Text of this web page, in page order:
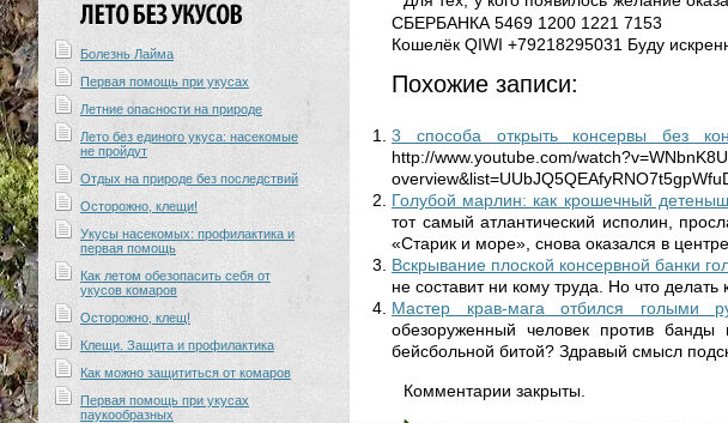
Болезнь Лайма
Первая помощь при укусах
Летние опасности на природе
Лето без единого укуса: насекомые
не пройдут
Отдых на природе без последствий
Осторожно, клещи!
Укусы насекомых: профилактика и
первая помощь
Как летом обезопасить себя от
укусов комаров
Осторожно, клещ!
Клещи. Защита и профилактика
Как можно защититься от комаров
Первая помощь при укусах
паукообразных
СБЕРБАНКА 5469 1200 1221 7153
Кошелёк QIWI +79218295031 Буду
Похожие записи:
3 способа открыть консервы без
http://www.youtube.com/
Голубой марлин: как крошечный
тот самый атлантический исполин,
«Старик и море», снова оказался в
Вскрывание плоской консервной банки
не составит ни кому труда. Но что делать
Мастер крав-мага отбился голыми
обезоруженный человек против
бейсбольной битой? Здравый смысл
Комментарии закрыты.